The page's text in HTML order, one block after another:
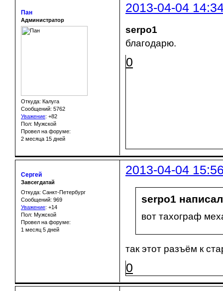
2013-04-04
Пан
Администратор
Откуда: Калуга
Сообщений: 5762
Уважение: +82
Пол: Мужской
Провел на форуме:
2 месяца 15 дней
serpo1
благодарю.
0
2013-04-04
Сергей
Завсегдатай
Откуда: Санкт-Петербург
Сообщений: 969
Уважение: +14
Пол: Мужской
Провел на форуме:
1 месяц 5 дней
serpo1
вот тахограф
так этот разъём к
0